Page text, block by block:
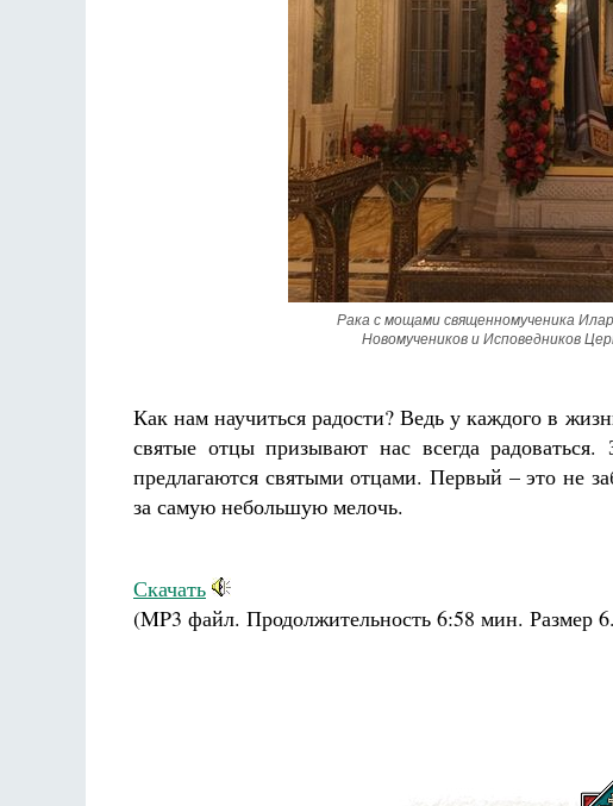
Рака с мощами священномученика
Новомучеников и Исповедников
Как нам научиться радости? Ведь у каждого в
святые отцы призывают нас всегда
предлагаются святыми отцами. Первый – это не
за самую небольшую мелочь.
Скачать
(MP3 файл. Продолжительность 6:58 мин. Размер